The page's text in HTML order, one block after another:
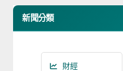
新聞分類
財經